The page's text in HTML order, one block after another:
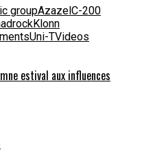
groupAzazelC-200
Klonn
Uni-TVideos
estival aux influences